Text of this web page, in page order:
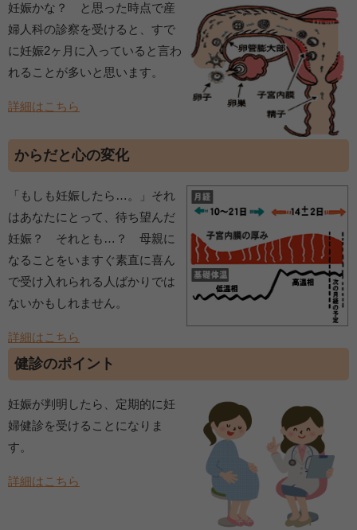
妊娠かな？ と思った時点で産
婦人科の診察を受けると、すで
に妊娠2ヶ月に入っていると言わ
れることが多いと思います。
詳細はこちら
からだと心の変化
「もしも妊娠したら…。」それ
はあなたにとって、待ち望んだ
妊娠？ それとも…？ 母親に
なることをいますぐ素直に喜ん
で受け入れられる人ばかりでは
ないかもしれません。
詳細はこちら
健診のポイント
妊娠が判明したら、定期的に妊
婦健診を受けることになりま
す。
詳細はこちら